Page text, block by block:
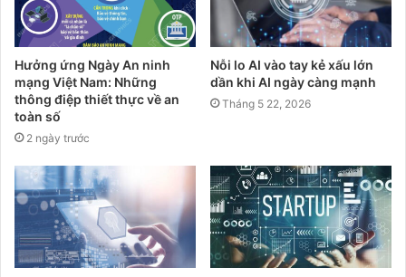
Hưởng ứng Ngày An ninh
mạng Việt Nam: Những
thông điệp thiết thực về an
toàn số
2 ngày trước
Nỗi lo AI vào tay kẻ xấu lớn
dần khi AI ngày càng mạnh
Tháng 5 22, 2026